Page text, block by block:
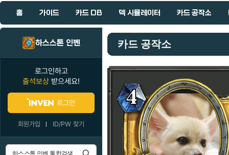
홈 가이드 카드 DB 덱 시뮬레이터 카드 공작소
하스스톤 인벤
로그인하고
출석보상 받으세요!
로그인
회원가입 ID/PW 찾기
카드 공작소